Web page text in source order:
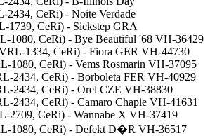
2434, CeRi) - Noite Verdade
1739, CeRi) - Sickstep GRA
1080, CeRi) - Bye Beautiful '68 VH-36429
1334, CeRi) - Fiora GER VH-44730
1080, CeRi) - Vems Rosmarin VH-37095
2434, CeRi) - Borboleta FER VH-40929
2434, CeRi) - Orel CZE VH-38830
2434, CeRi) - Camaro Chapie VH-41631
2709, CeRi) - Wannabe X VH-37419
1080, CeRi) - Defekt D�R VH-36517